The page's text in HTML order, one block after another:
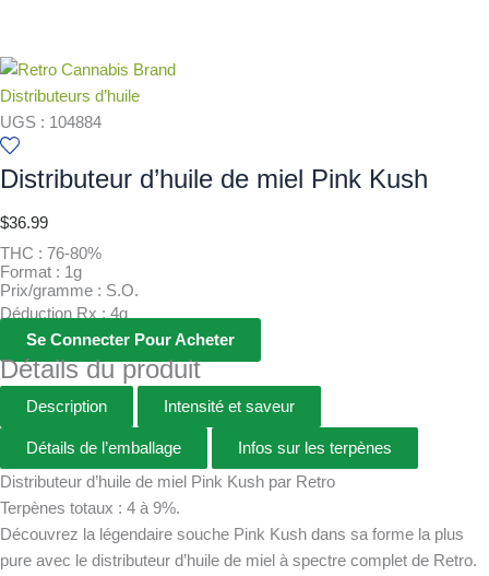
Distributeurs d’huile
UGS : 104884
Distributeur d’huile de miel Pink Kush
$36.99
THC : 76-80%
Format : 1g
Prix/gramme : S.O.
Déduction Rx : 4g
Se Connecter Pour Acheter
Détails du produit
Description Intensité et saveur
Détails de l’emballage
Infos sur les terpènes
Distributeur d’huile de miel Pink Kush par Retro
Terpènes totaux : 4 à 9%.
Découvrez la légendaire souche Pink Kush dans sa forme la plus
pure avec le distributeur d’huile de miel à spectre complet de Retro.